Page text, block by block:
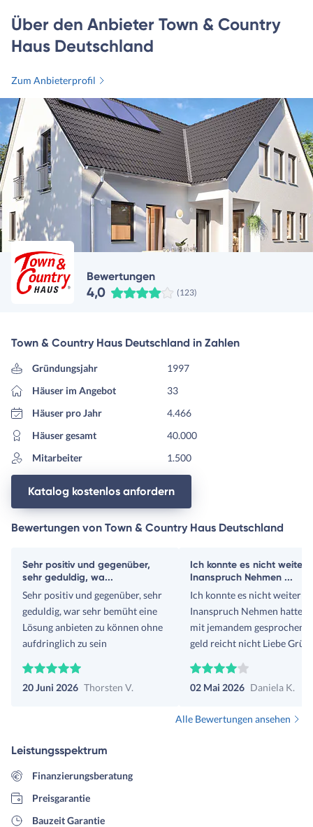
Über den Anbieter Town & Country
Haus Deutschland
Zum Anbieterprofil
Bewertungen
4,0 (123)
Town & Country Haus Deutschland in Zahlen
Gründungsjahr
1997
Häuser im Angebot
33
Häuser pro Jahr
4.466
Häuser gesamt
40.000
Mitarbeiter
1.500
Katalog kostenlos anfordern
Bewertungen von Town & Country Haus Deutschland
Sehr positiv und gegenüber,
sehr geduldig, wa...
Sehr positiv und gegenüber, sehr
geduldig, war sehr bemüht eine
Lösung anbieten zu können ohne
aufdringlich zu sein
20 Juni 2026 Thorsten V.
Ich konnte es nicht weiter
Inanspruch Nehmen ...
Ich konnte es nicht weiter
Inanspruch Nehmen hatte
mit jemandem gesprochen Das
geld reicht nicht Liebe Grüße
02 Mai 2026 Daniela K.
Alle Bewertungen ansehen
Leistungsspektrum
Finanzierungsberatung
Preisgarantie
Bauzeit Garantie